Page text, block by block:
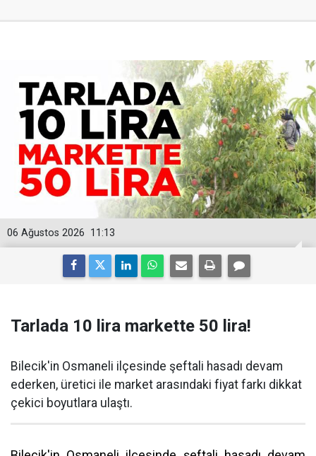
11:13
06 Ağustos 2026
Tarlada 10 lira markette 50 lira!
Bilecik'in Osmaneli ilçesinde şeftali hasadı devam
ederken, üretici ile market arasındaki fiyat farkı dikkat
çekici boyutlara ulaştı.